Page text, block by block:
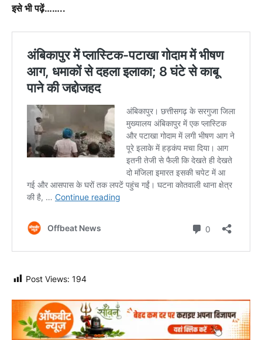
इसे भी पढ़ें……..
Post Views: 194